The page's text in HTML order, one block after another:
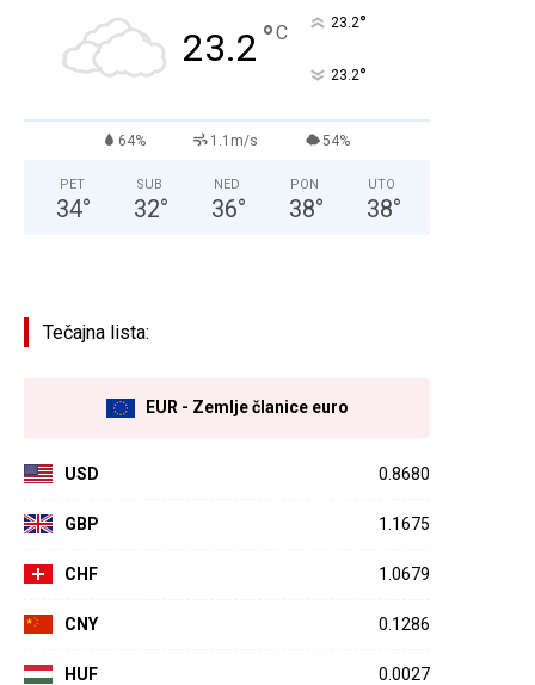
23.2 °C 23.2°
23.2°
64% 1.1m/s 54%
PET
34°
SUB
32°
NED
36°
PON
38°
UTO
38°
Tečajna lista:
EUR - Zemlje članice euro
USD 0.8680
GBP 1.1675
CHF 1.0679
CNY 0.1286
HUF 0.0027